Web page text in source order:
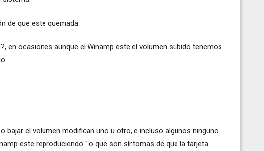
de que este quemada.
en ocasiones aunque el Winamp este el volumen subido tenemos
bajar el volumen modifican uno u otro, e incluso algunos ninguno
este reproduciendo "lo que son síntomas de que la tarjeta